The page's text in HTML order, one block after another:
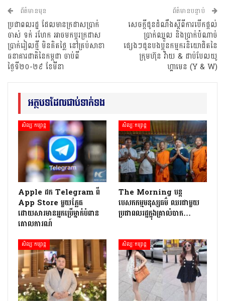
ព័ត៌មានមុន
ប្រជាពលរដ្ឋ ដែលមានក្រដាសប្រាក់
ចាស់ ទក់ រហែក អាចមកប្ដូរក្រដាស
ប្រាក់រៀលថ្មី មិនគិតថ្លៃ នៅគ្រប់សាខា
ធនាគារជាតិនៃកម្ពុជា ចាប់ពី
ថ្ងៃទី២០-២៩ ខែមីនា
ព័ត៌មានបន្ទាប់
សេចក្តីជូនដំណឹងស្តីពីការបើកផ្តល់
ប្រាក់ឈ្នួល និងប្រាក់បំណាច់
ផ្សេងៗជូនបងប្អូនកម្មករនិយោជិតនៃ
ក្រុមហ៊ុន វ៉ាយ & ដាប់បែលយូ
ហ្គាមេន (Y & W)
អត្ថបទដែលជាប់ទាក់ទង
សិល្បៈកម្សាន្ត
Apple ដក Telegram ពី
App Store មួយភ្លែត
ដោយសារមានអ្នកប្រើម្នាក់បំពាន
គោលការណ៍
សិល្បៈកម្សាន្ត
The Morning បន្ត
បេសកកម្មមនុស្សធម៌ ឈរជាមួយ
ប្រជាពលរដ្ឋក្នុងគ្រាលំបាក…
សិល្បៈកម្សាន្ត សិល្បៈកម្សាន្ត